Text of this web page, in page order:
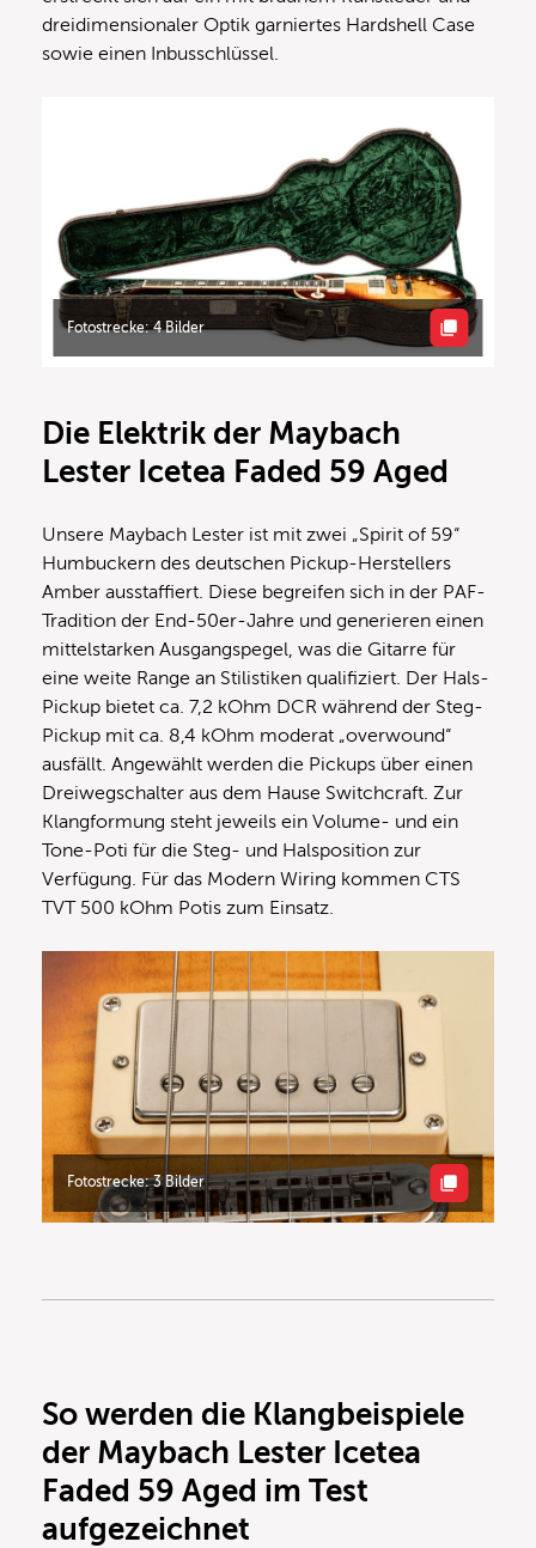
dreidimensionaler Optik garniertes Hardshell Case
sowie einen Inbusschlüssel.
Fotostrecke: 4 Bilder
Die Elektrik der Maybach
Lester Icetea Faded 59 Aged
Unsere Maybach Lester ist mit zwei „Spirit of 59“
Humbuckern des deutschen Pickup-Herstellers
Amber ausstaffiert. Diese begreifen sich in der PAF-
Tradition der End-50er-Jahre und generieren einen
mittelstarken Ausgangspegel, was die Gitarre für
eine weite Range an Stilistiken qualifiziert. Der Hals-
Pickup bietet ca. 7,2 kOhm DCR während der Steg-
Pickup mit ca. 8,4 kOhm moderat „overwound“
ausfällt. Angewählt werden die Pickups über einen
Dreiwegschalter aus dem Hause Switchcraft. Zur
Klangformung steht jeweils ein Volume- und ein
Tone-Poti für die Steg- und Halsposition zur
Verfügung. Für das Modern Wiring kommen CTS
TVT 500 kOhm Potis zum Einsatz.
Fotostrecke: 3 Bilder
So werden die Klangbeispiele
der Maybach Lester Icetea
Faded 59 Aged im Test
aufgezeichnet